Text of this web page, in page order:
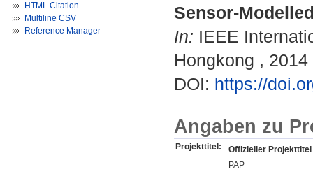
HTML Citation
Multiline CSV
Reference Manager
Sensor-
In: IEEE
Hongkong ,
DOI: https://
Angaben zu
Projekttitel:
Offizieller Projekttitel
PAP